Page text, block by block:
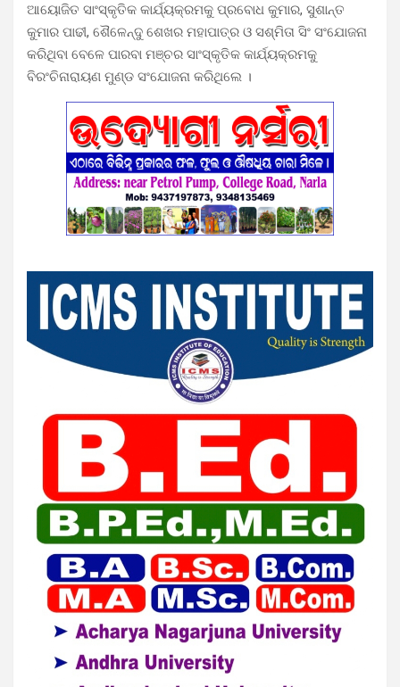
ଆୟୋଜିତ ସାଂସ୍କୃତିକ କାର୍ଯ୍ୟକ୍ରମକୁ ପ୍ରବୋଧ କୁମାର, ସୁଶାନ୍ତ
କୁମାର ପାଢୀ, ଶୈଳେନ୍ଦୁ ଶେଖର ମହାପାତ୍ର ଓ ସଶ୍ମିତା ସିଂ ସଂଯୋଜନା
କରିଥିବା ବେଳେ ପାରବା ମଞ୍ଚର ସାଂସ୍କୃତିକ କାର୍ଯ୍ୟକ୍ରମକୁ
ବିରଂଚିନାରାୟଣ ମୁଣ୍ଡ ସଂଯୋଜନା କରିଥିଲେ ।